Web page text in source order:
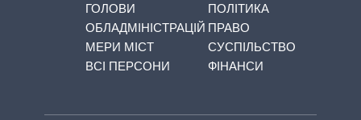
ГОЛОВИ
ОБЛАДМІНІСТРАЦІЙ
МЕРИ МІСТ
ВСІ ПЕРСОНИ
ПОЛІТИКА
ПРАВО
СУСПІЛЬСТВО
ФІНАНСИ